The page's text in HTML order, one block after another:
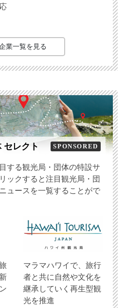
業一覧を見る
セレクト SPONSORED
する観光局・団体の特設サ
ックすると注目観光局・団
ュースを一覧することがで
マラマハワイで、旅行
者と共に自然や文化を
継承していく再生型観
光を推進